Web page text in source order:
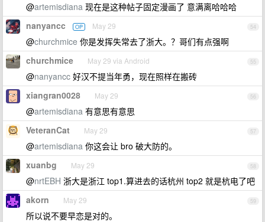
@artemisdiana 现在是这种帖子固定漫画了 意满离哈哈哈
54
nanyancc OP May 29
@churchmice 你是发挥失常去了浙大。？哥们有点强啊
55
churchmice May 29 via Android
@nanyancc 好汉不提当年勇，现在照样在搬砖
56
xiangran0028 May 29
@artemisdiana 有意思有意思
57
VeteranCat May 29
@artemisdiana 你这会让 bro 破大防的。
58
xuanbg May 29
@nrtEBH 浙大是浙江 top1.算进去的话杭州 top2 就是杭电了吧
59
akorn May 29
所以说不要早恋是对的。